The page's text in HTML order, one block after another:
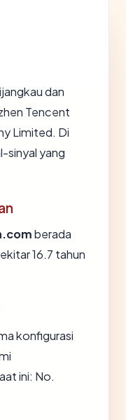
dan
Tencent
Limited. Di
sinyal yang
berada
16.7 tahun
konfigurasi
ini: No.